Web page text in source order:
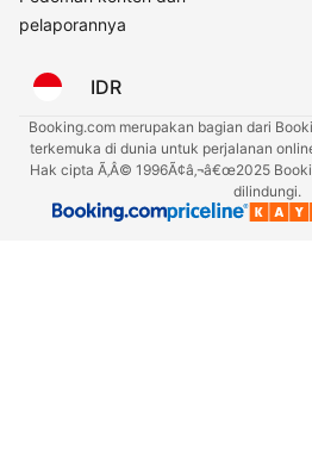
pelaporannya
IDR
Booking.com merupakan bagian dari
terkemuka di dunia untuk perjalanan
Hak cipta Ã‚Â© 1996Ã¢â‚¬â€œ2025
dilindungi.